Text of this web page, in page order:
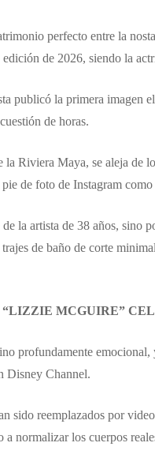
perfecto entre la
de 2026, siendo la
publicó la primera
de horas.
la Riviera Maya, se aleja
de foto de Instagram
la artista de 38 años, sino
de baño de corte
MCGUIRE”
profundamente emocional,
Disney Channel.
sido reemplazados por
a normalizar los cuerpos